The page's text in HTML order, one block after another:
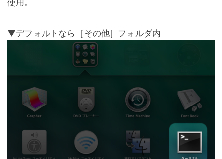
使用。
▼デフォルトなら［その他］フォルダ内